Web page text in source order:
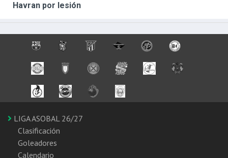
Havran por lesión
LIGA ASOBAL 26/27
Clasificación
Goleadores
Calendario